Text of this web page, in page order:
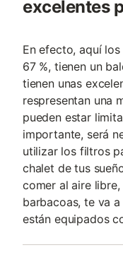
excelentes
En efecto, aquí
67 %, tienen un
tienen unas
respresentan una
pueden estar
importante, será
utilizar los filtros
chalet de tus
comer al aire
barbacoas, te va
están equipados